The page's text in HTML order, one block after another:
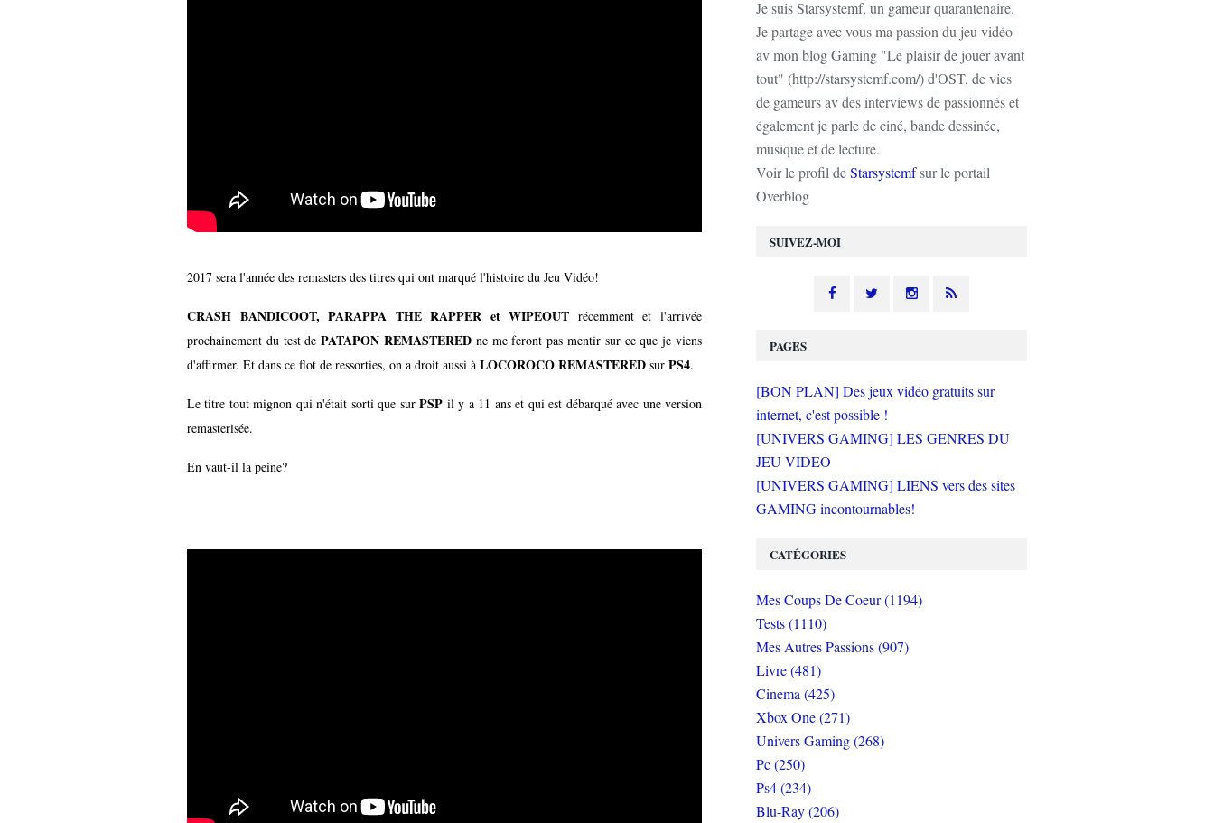
2017 sera l'année des remasters des titres qui ont marqué l'histoire du Jeu Vidéo!
CRASH BANDICOOT, PARAPPA THE RAPPER et WIPEOUT récemment et l'arrivée
prochainement du test dePATAPON REMASTERED ne me feront pas mentir sur ce que je viens
d'affirmer. Et dans ce flot de ressorties, on a droit aussi à LOCOROCO REMASTERED sur PS4.
Le titre tout mignon qui n'était sorti que surPSP il y a 11 ans et qui est débarqué avec une version
remasterisée.
En vaut-il la peine?
SUIVEZ-MOI
Je suis Starsystemf, un gameur quarantenaire.
Je partage avec vous ma passion du jeu vidéo
av mon blog Gaming "Le plaisir de jouer avant
tout" (http://starsystemf.com/) d'OST, de vies
de gameurs av des interviews de passionnés et
également je parle de ciné, bande dessinée,
musique et de lecture.
Voir le profil deStarsystemfsur le portail
Overblog
PAGES
[BON PLAN] Des jeux vidéo gratuits sur
internet, c'est possible !
[UNIVERS GAMING] LES GENRES DU
JEU VIDEO
[UNIVERS GAMING] LIENS vers des sites
GAMING incontournables!
CATÉGORIES
Mes Coups De Coeur (1194)
Tests (1110)
Mes Autres Passions (907)
Livre (481)
Cinema (425)
Xbox One (271)
Univers Gaming (268)
Pc (250)
Ps4 (234)
Blu-Ray (206)